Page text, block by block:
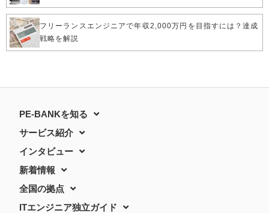
フリーランスエンジニアで年収2,000万円を目指すには？達成
戦略を解説
PE-BANKを知る
サービス紹介
インタビュー
新着情報
全国の拠点
ITエンジニア独立ガイド